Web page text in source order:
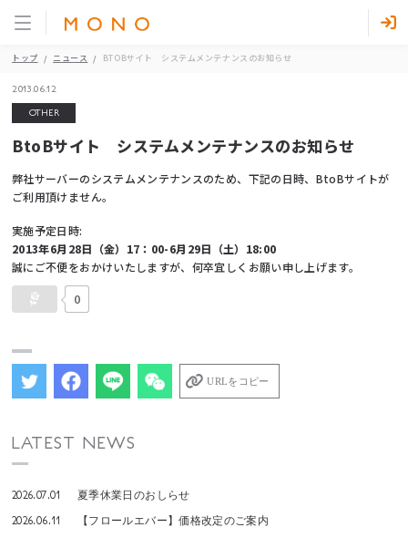
トップ ニュース BTOBサイト システムメンテナンスのお知らせ
2013.06.12
OTHER
BtoBサイト システムメンテナンスのお知らせ
弊社サーバーのシステムメンテナンスのため、下記の日時、BtoBサイトが
ご利用頂けません。
実施予定日時:
2013年6月28日（金）17：00-6月29日（土） 18:00
誠にご不便をおかけいたしますが、何卒宜しくお願い申し上げます。
0
URLをコピー
LATEST NEWS
2026.07.01 夏季休業日のおしらせ
2026.06.11 【フロールエバー】価格改定のご案内